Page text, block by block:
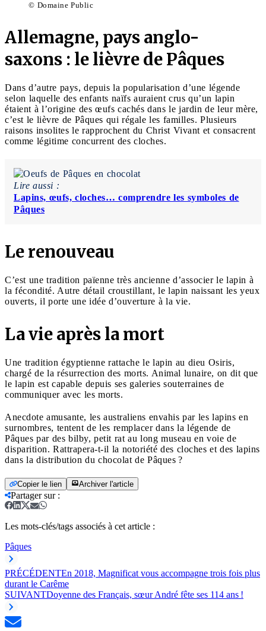
© Domaine Public
Allemagne, pays anglo-
saxons : le lièvre de Pâques
Dans d’autre pays, depuis la popularisation d’une légende
selon laquelle des enfants naïfs auraient crus qu’un lapin
étaient à l’origine des œufs cachés dans le jardin de leur mère,
c’est le lièvre de Pâques qui régale les familles. Plusieurs
raisons insolites le rapprochent du Christ Vivant et consacrent
comme légitime concurrent des cloches.
Lire aussi :
Lapins, œufs, cloches… comprendre les symboles de
Pâques
Le renouveau
C’est une tradition païenne très ancienne d’associer le lapin à
la fécondité. Autre détail croustillant, le lapin naissant les yeux
ouverts, il porte une idée d’ouverture à la vie.
La vie après la mort
Une tradition égyptienne rattache le lapin au dieu Osiris,
chargé de la résurrection des morts. Animal lunaire, on dit que
le lapin est capable depuis ses galeries souterraines de
communiquer avec les morts.
Anecdote amusante, les australiens envahis par les lapins en
surnombres, tentent de les remplacer dans la légende de
Pâques par des bilby, petit rat au long museau en voie de
disparition. Rattrapera-t-il la notoriété des cloches et des lapins
dans la distribution du chocolat de Pâques ?
Copier le lien Archiver l'article
Partager sur:
Les mots-clés/tags associés à cet article :
Pâques
PRÉCÉDENTEn 2018, Magnificat vous accompagne trois fois plus
durant le Carême
SUIVANTDoyenne des Français, sœur André fête ses 114 ans !